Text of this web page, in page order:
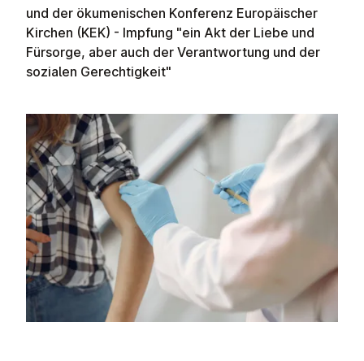
und der ökumenischen Konferenz Europäischer
Kirchen (KEK) - Impfung "ein Akt der Liebe und
Fürsorge, aber auch der Verantwortung und der
sozialen Gerechtigkeit"